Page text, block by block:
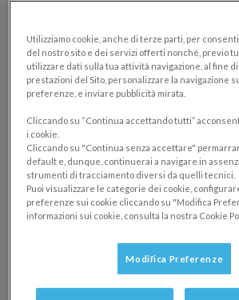
10/07/2017
La fattura è il documento fiscale che
funzioni formali che sostanziali:
emessa nello specifico
Utilizziamo cookie, anche di terze parti, per
del nostro sito e dei servizi offerti nonché, previo
utilizzare dati sulla tua attività navigazione, al fine
prestazioni del Sito, personalizzare la navigazione
preferenze, e inviare pubblicità mirata.
Cliccando su “Continua accettando tutti”
i cookie.
Cliccando su "Continua senza accettare"
default e, dunque, continuerai a navigare in
strumenti di tracciamento diversi da quelli tecnici.
Puoi visualizzare le categorie dei cookie,
preferenze sui cookie cliccando su "Modifica
informazioni sui cookie, consulta la nostra Cookie
Modifica Preferenze